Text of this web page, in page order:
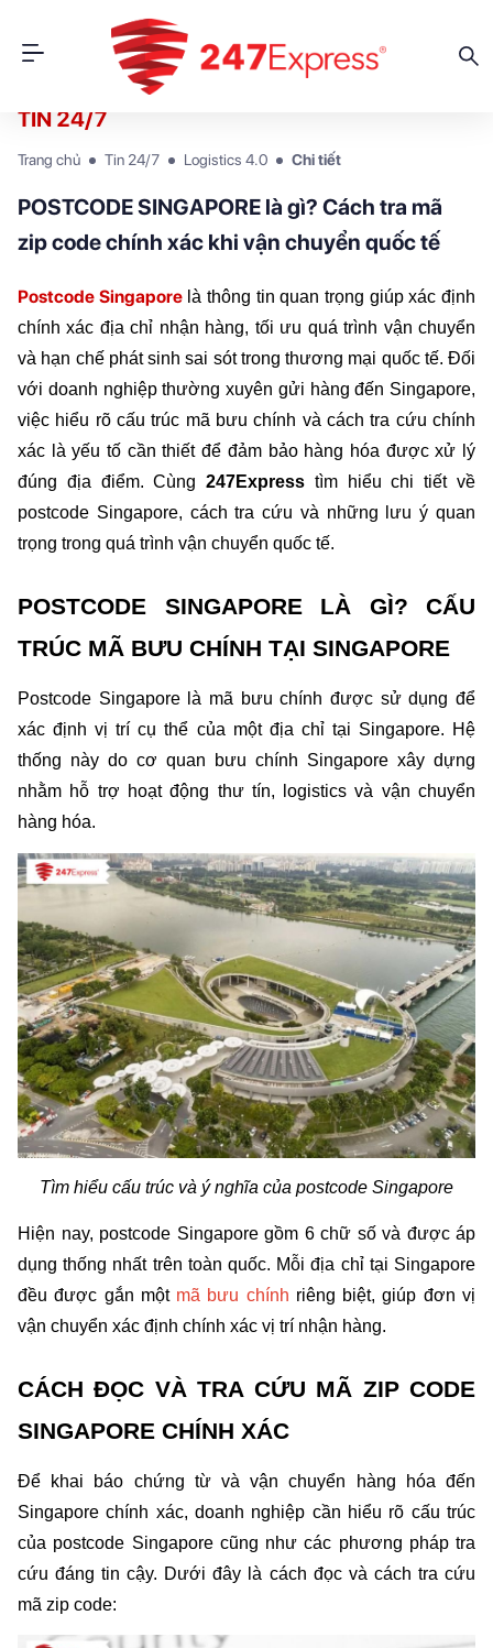
TIN 24/7
Trang chủ Tin 24/7 Logistics 4.0 Chi tiết
POSTCODE SINGAPORE là gì? Cách tra mã
zip code chính xác khi vận chuyển quốc tế
Postcode Singapore là thông tin quan trọng giúp xác định
chính xác địa chỉ nhận hàng, tối ưu quá trình vận chuyển
và hạn chế phát sinh sai sót trong thương mại quốc tế. Đối
với doanh nghiệp thường xuyên gửi hàng đến Singapore,
việc hiểu rõ cấu trúc mã bưu chính và cách tra cứu chính
xác là yếu tố cần thiết để đảm bảo hàng hóa được xử lý
đúng địa điểm. Cùng 247Express tìm hiểu chi tiết về
postcode Singapore, cách tra cứu và những lưu ý quan
trọng trong quá trình vận chuyển quốc tế.
POSTCODE SINGAPORE LÀ GÌ? CẤU
TRÚC MÃ BƯU CHÍNH TẠI SINGAPORE
Postcode Singapore là mã bưu chính được sử dụng để
xác định vị trí cụ thể của một địa chỉ tại Singapore. Hệ
thống này do cơ quan bưu chính Singapore xây dựng
nhằm hỗ trợ hoạt động thư tín, logistics và vận chuyển
hàng hóa.
Tìm hiểu cấu trúc và ý nghĩa của postcode Singapore
Hiện nay, postcode Singapore gồm 6 chữ số và được áp
dụng thống nhất trên toàn quốc. Mỗi địa chỉ tại Singapore
đều được gắn một mã bưu chính riêng biệt, giúp đơn vị
vận chuyển xác định chính xác vị trí nhận hàng.
CÁCH ĐỌC VÀ TRA CỨU MÃ ZIP CODE
SINGAPORE CHÍNH XÁC
Để khai báo chứng từ và vận chuyển hàng hóa đến
Singapore chính xác, doanh nghiệp cần hiểu rõ cấu trúc
của postcode Singapore cũng như các phương pháp tra
cứu đáng tin cậy. Dưới đây là cách đọc và cách tra cứu
mã zip code: